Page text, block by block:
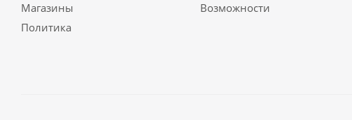
Магазины
Политика
Возможности